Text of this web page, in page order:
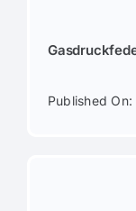
Published